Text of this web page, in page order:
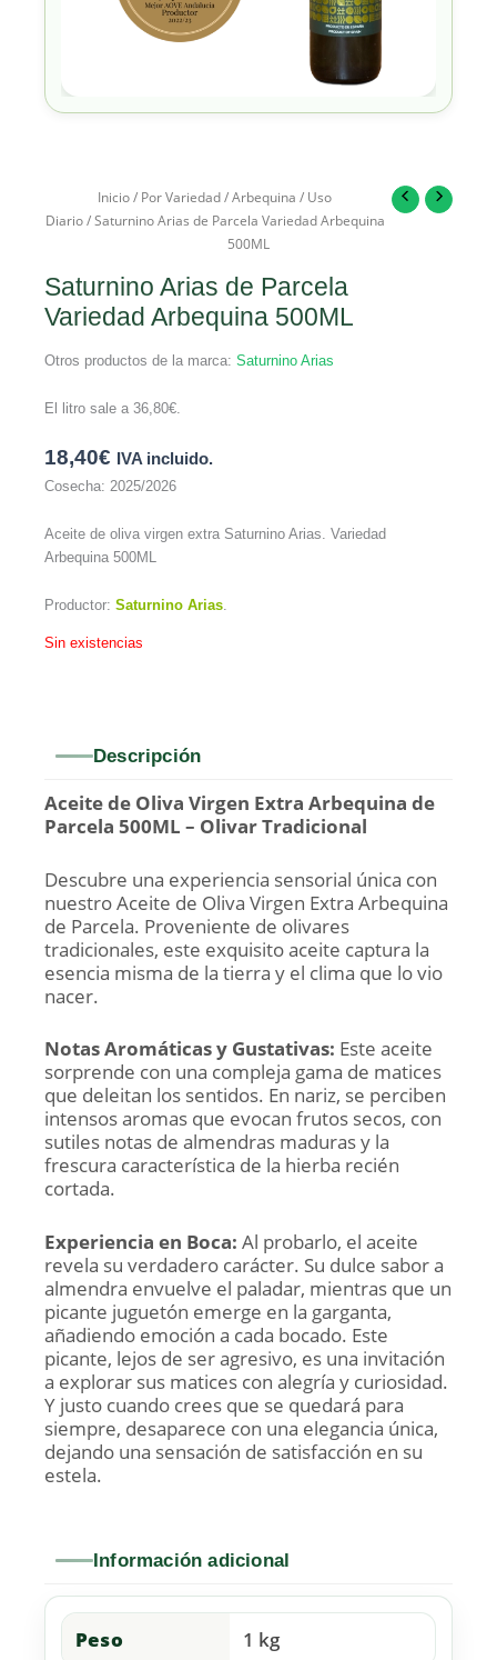
Inicio/ Por Variedad/Arbequina / Uso
Diario/ Saturnino Arias de Parcela Variedad Arbequina
500ML
Saturnino Arias de Parcela
Variedad Arbequina 500ML
Otros productos de la marca: Saturnino Arias
El litro sale a 36,80€.
18,40€ IVA incluido.
Cosecha: 2025/2026
Aceite de oliva virgen extra Saturnino Arias. Variedad
Arbequina 500ML
Productor: Saturnino Arias.
Sin existencias
Descripción
Aceite de Oliva Virgen Extra Arbequina de
Parcela 500ML – Olivar Tradicional
Descubre una experiencia sensorial única con
nuestro Aceite de Oliva Virgen Extra Arbequina
de Parcela. Proveniente de olivares
tradicionales, este exquisito aceite captura la
esencia misma de la tierra y el clima que lo vio
nacer.
Notas Aromáticas y Gustativas: Este aceite
sorprende con una compleja gama de matices
que deleitan los sentidos. En nariz, se perciben
intensos aromas que evocan frutos secos, con
sutiles notas de almendras maduras y la
frescura característica de la hierba recién
cortada.
Experiencia en Boca: Al probarlo, el aceite
revela su verdadero carácter. Su dulce sabor a
almendra envuelve el paladar, mientras que un
picante juguetón emerge en la garganta,
añadiendo emoción a cada bocado. Este
picante, lejos de ser agresivo, es una invitación
a explorar sus matices con alegría y curiosidad.
Y justo cuando crees que se quedará para
siempre, desaparece con una elegancia única,
dejando una sensación de satisfacción en su
estela.
Información adicional
Peso 1 kg